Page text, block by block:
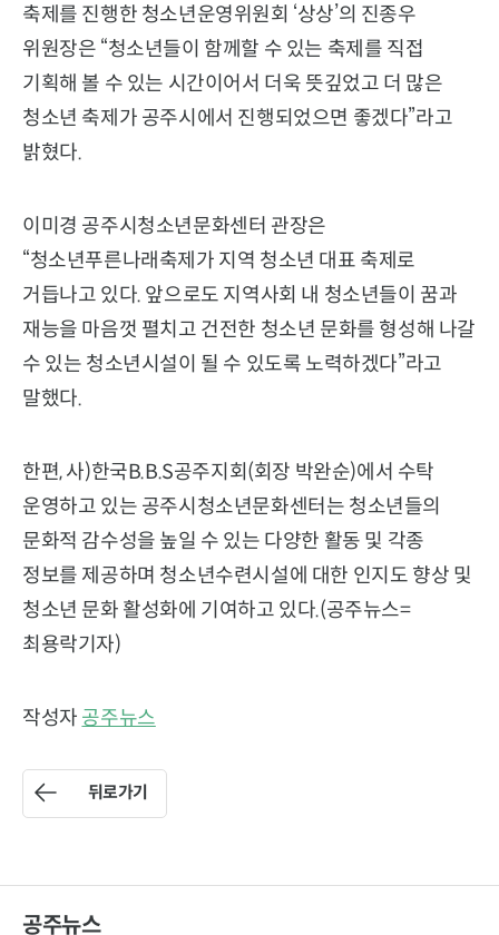
축제를 진행한 청소년운영위원회 ‘상상’의 진종우
위원장은 “청소년들이 함께할 수 있는 축제를 직접
기획해 볼 수 있는 시간이어서 더욱 뜻깊었고 더 많은
청소년 축제가 공주시에서 진행되었으면 좋겠다”라고
밝혔다.
이미경 공주시청소년문화센터 관장은
“청소년푸른나래축제가 지역 청소년 대표 축제로
거듭나고 있다. 앞으로도 지역사회 내 청소년들이 꿈과
재능을 마음껏 펼치고 건전한 청소년 문화를 형성해 나갈
수 있는 청소년시설이 될 수 있도록 노력하겠다”라고
말했다.
한편, 사)한국B.B.S공주지회(회장 박완순)에서 수탁
운영하고 있는 공주시청소년문화센터는 청소년들의
문화적 감수성을 높일 수 있는 다양한 활동 및 각종
정보를 제공하며 청소년수련시설에 대한 인지도 향상 및
청소년 문화 활성화에 기여하고 있다.(공주뉴스=
최용락기자)
작성자 공주뉴스
뒤로가기
공주뉴스